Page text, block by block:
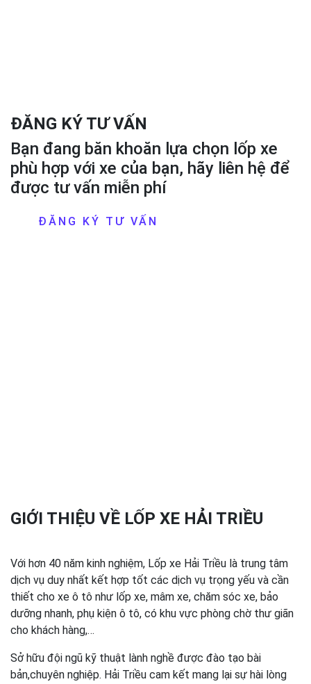
ĐĂNG KÝ TƯ VẤN
Bạn đang băn khoăn lựa chọn lốp xe
phù hợp với xe của bạn, hãy liên hệ để
được tư vấn miễn phí
ĐĂNG KÝ TƯ VẤN
GIỚI THIỆU VỀ LỐP XE HẢI TRIỀU
Với hơn 40 năm kinh nghiệm, Lốp xe Hải Triều là trung tâm
dịch vụ duy nhất kết hợp tốt các dịch vụ trọng yếu và cần
thiết cho xe ô tô như lốp xe, mâm xe, chăm sóc xe, bảo
dưỡng nhanh, phụ kiện ô tô, có khu vực phòng chờ thư giãn
cho khách hàng,…
Sở hữu đội ngũ kỹ thuật lành nghề được đào tạo bài
bản,chuyên nghiệp. Hải Triều cam kết mang lại sự hài lòng